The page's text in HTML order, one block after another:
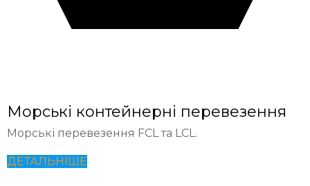
Морські контейнерні перевезення
Морські перевезення FCL та LCL.
ДЕТАЛЬНІШЕ